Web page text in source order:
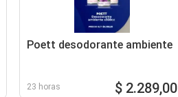
Poett desodorante ambiente
23 horas $ 2.289,00